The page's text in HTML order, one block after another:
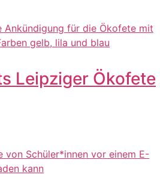
Leipziger Ökofete